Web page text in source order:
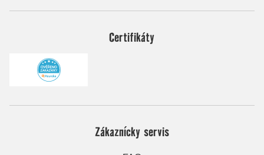
Certifikáty
Zákaznícky servis